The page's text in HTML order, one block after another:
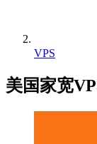
VPS
美国家宽